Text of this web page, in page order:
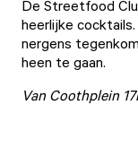
De Streetfood
heerlijke
nergens
heen te gaan.
Van Coothplein